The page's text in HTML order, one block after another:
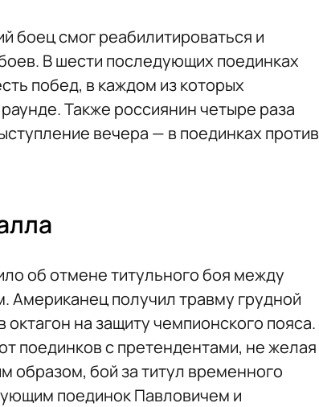
боец смог реабилитироваться и
В шести последующих поединках
побед, в каждом из которых
Также россиянин четыре раза
вечера — в поединках против
об отмене титульного боя между
получил травму грудной
на защиту чемпионского пояса.
поединков с претендентами, не желая
образом, бой за титул временного
поединок Павловичем и